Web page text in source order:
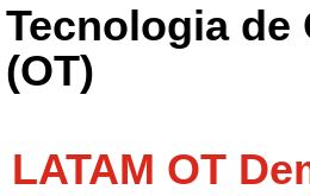
Tecnologia de
(OT)
LATAM OT